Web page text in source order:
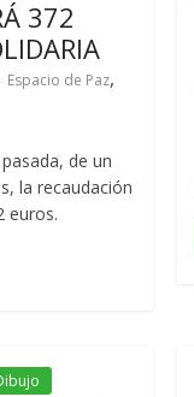
372
Espacio de Paz,
de un
la recaudación
euros.